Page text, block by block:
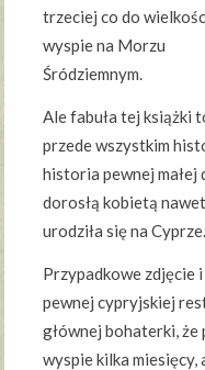
trzeciej co do
wyspie na Morzu
Śródziemnym.
Ale fabuła tej książki
przede wszystkim
historia pewnej małej
dorosłą kobietą
urodziła się na Cyprze.
Przypadkowe zdjęcie
pewnej cypryjskiej
głównej bohaterki, że
wyspie kilka